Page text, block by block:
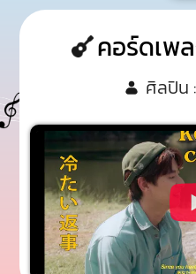
คอร์ดเพ
ศิลปิน :